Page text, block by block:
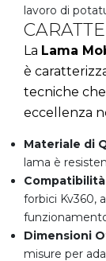
lavoro di
La Lama
è
tecniche
eccellenza
Materiale di
lama è
Compatibilità:
forbici Kv360,
funzionamento.
Dimensioni
misure per